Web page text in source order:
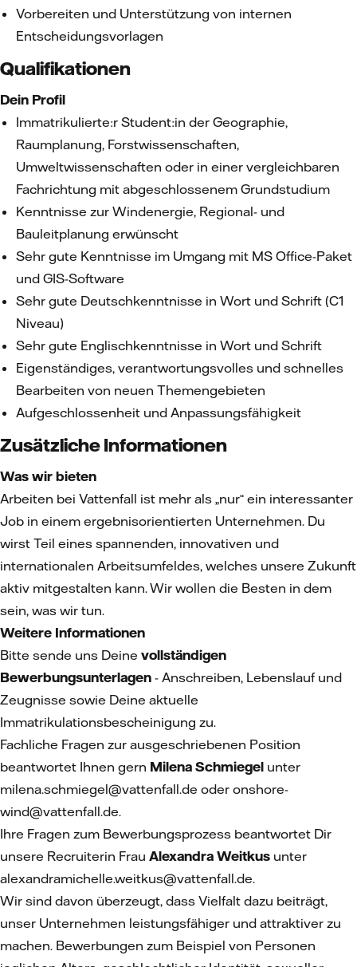
Vorbereiten und Unterstützung von internen
Entscheidungsvorlagen
Qualifikationen
Dein Profil
Immatrikulierte:r Student:in der Geographie,
Raumplanung, Forstwissenschaften,
Umweltwissenschaften oder in einer vergleichbaren
Fachrichtung mit abgeschlossenem Grundstudium
Kenntnisse zur Windenergie, Regional- und
Bauleitplanung erwünscht
Sehr gute Kenntnisse im Umgang mit MS Office-Paket
und GIS-Software
Sehr gute Deutschkenntnisse in Wort und Schrift (C1
Niveau)
Sehr gute Englischkenntnisse in Wort und Schrift
Eigenständiges, verantwortungsvolles und schnelles
Bearbeiten von neuen Themengebieten
Aufgeschlossenheit und Anpassungsfähigkeit
Zusätzliche Informationen
Was wir bieten
Arbeiten bei Vattenfall ist mehr als „nur“ ein interessanter
Job in einem ergebnisorientierten Unternehmen. Du
wirst Teil eines spannenden, innovativen und
internationalen Arbeitsumfeldes, welches unsere Zukunft
aktiv mitgestalten kann. Wir wollen die Besten in dem
sein, was wir tun.
Weitere Informationen
Bitte sende uns Deine vollständigen
Bewerbungsunterlagen - Anschreiben, Lebenslauf und
Zeugnisse sowie Deine aktuelle
Immatrikulationsbescheinigung zu.
Fachliche Fragen zur ausgeschriebenen Position
beantwortet Ihnen gern Milena Schmiegel unter
milena.schmiegel@vattenfall.de oder onshore-
wind@vattenfall.de.
Ihre Fragen zum Bewerbungsprozess beantwortet Dir
unsere Recruiterin Frau Alexandra Weitkus unter
alexandramichelle.weitkus@vattenfall.de.
Wir sind davon überzeugt, dass Vielfalt dazu beiträgt,
unser Unternehmen leistungsfähiger und attraktiver zu
machen. Bewerbungen zum Beispiel von Personen